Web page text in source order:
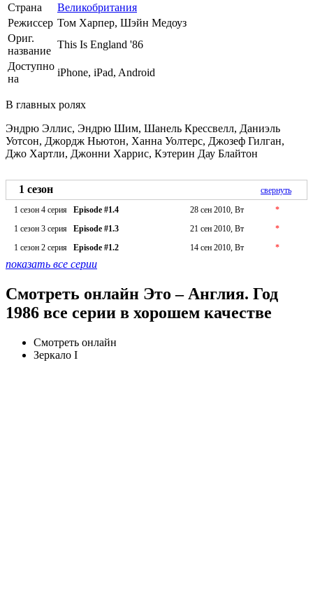
Страна
Великобритания
Режиссер Том Харпер, Шэйн Медоуз
Ориг.
название
This Is England '86
Доступно
на
iPhone, iPad, Android
В главных ролях
Эндрю Эллис, Эндрю Шим, Шанель Крессвелл, Даниэль
Уотсон, Джордж Ньютон, Ханна Уолтерс, Джозеф Гилган,
Джо Хартли, Джонни Харрис, Кэтерин Дау Блайтон
1 сезон
свернуть
1 сезон 4 серия
Episode #1.4 28 сен 2010, Вт
*
1 сезон 3 серия
Episode #1.3 21 сен 2010, Вт
*
1 сезон 2 серия
Episode #1.2 14 сен 2010, Вт *
показать все серии
Смотреть онлайн Это – Англия. Год
1986 все серии в хорошем качестве
Смотреть онлайн
Зеркало I